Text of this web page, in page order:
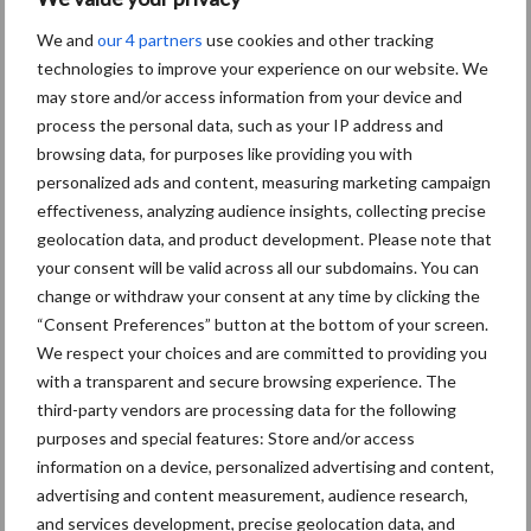
We and our 4 partners use cookies and other tracking
technologies to improve your experience on our website. We
may store and/or access information from your device and
process the personal data, such as your IP address and
browsing data, for purposes like providing you with
personalized ads and content, measuring marketing campaign
effectiveness, analyzing audience insights, collecting precise
geolocation data, and product development. Please note that
your consent will be valid across all our subdomains. You can
change or withdraw your consent at any time by clicking the
“Consent Preferences” button at the bottom of your screen.
We respect your choices and are committed to providing you
with a transparent and secure browsing experience. The
third-party vendors are processing data for the following
purposes and special features: Store and/or access
information on a device, personalized advertising and content,
advertising and content measurement, audience research,
and services development, precise geolocation data, and
Jaarverslag 2025 Royal A-
ware: omzet groeit,
nettoresultaat daalt
Machines en werktuigen
gewild doelwit criminelen
Grondstoffenmarkt blijft
grillig: droogte en
geopolitiek houden handel
in de greep